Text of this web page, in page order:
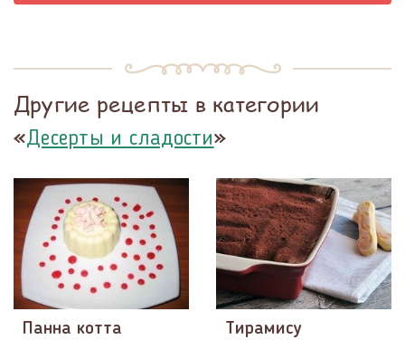
Другие рецепты в категории
«Десерты и сладости»
Панна котта
Тирамису